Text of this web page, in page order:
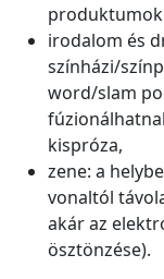
irodalom és
színházi/
word/slam
kispróza,
zene: a
vonaltól
akár az
ösztönzése).